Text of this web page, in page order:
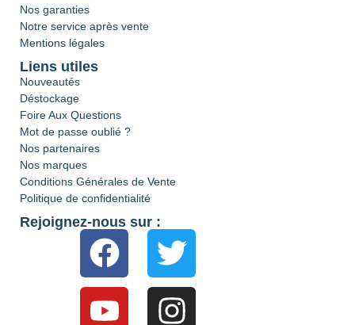
Nos garanties
Notre service après vente
Mentions légales
Liens utiles
Nouveautés
Déstockage
Foire Aux Questions
Mot de passe oublié ?
Nos partenaires
Nos marques
Conditions Générales de Vente
Politique de confidentialité
Rejoignez-nous sur :